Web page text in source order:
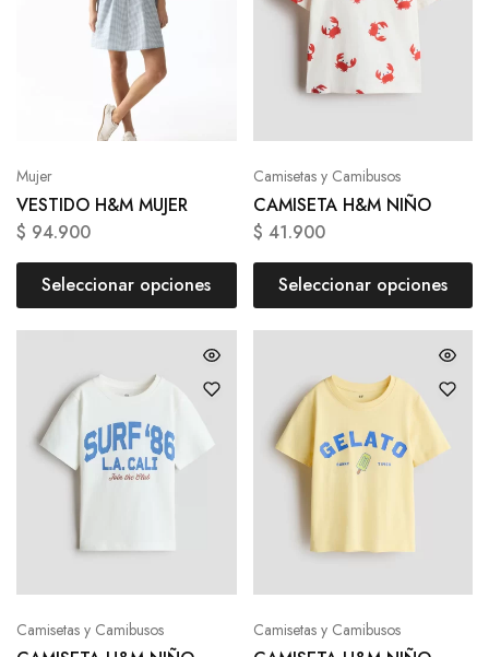
Mujer
VESTIDO H&M MUJER
$ 94.900
Seleccionar opciones
Camisetas y Camibusos
CAMISETA H&M NIÑO
$ 41.900
Seleccionar opciones
Camisetas y Camibusos Camisetas y Camibusos